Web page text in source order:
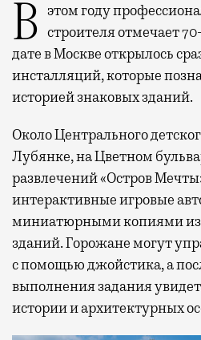
В этом году профессиональный праздник День строителя отмечает
дате в Москве открылось
инсталляций, которые
историей знаковых зданий.
Около Центрального
Лубянке, на Цветном
развлечений «Остров
интерактивные игровые
миниатюрными копиями
зданий. Горожане могут
с помощью джойстика, а
выполнения задания
истории и архитектурных